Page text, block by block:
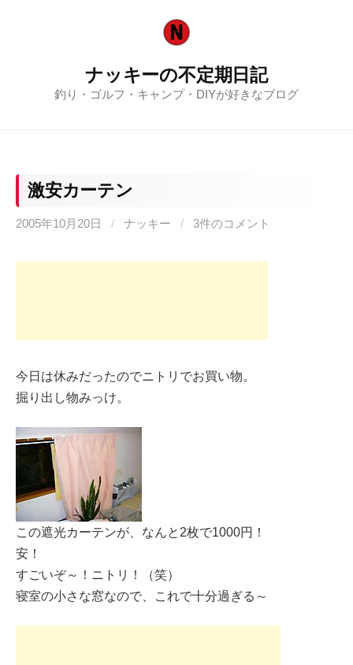
ナッキーの不定期日記
釣り・ゴルフ・キャンプ・DIYが好きなブログ
激安カーテン
2005年10月20日 / ナッキー / 3件のコメント
今日は休みだったのでニトリでお買い物。
掘り出し物みっけ。
この遮光カーテンが、なんと2枚で1000円！
安！
すごいぞ～！ニトリ！（笑）
寝室の小さな窓なので、これで十分過ぎる～